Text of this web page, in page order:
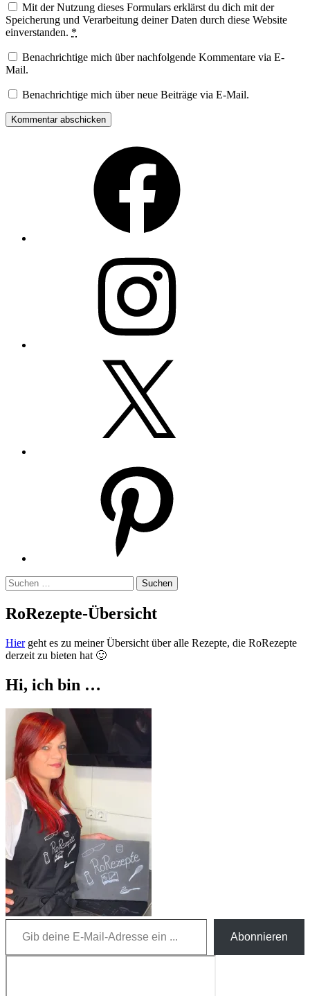
Mit der Nutzung dieses Formulars erklärst du dich mit der
Speicherung und Verarbeitung deiner Daten durch diese Website
einverstanden. *
Benachrichtige mich über nachfolgende Kommentare via E-
Mail.
Benachrichtige mich über neue Beiträge via E-Mail.
Suchen
nach:
RoRezepte-Übersicht
Hiergeht es zu meiner Übersicht über alle Rezepte, die RoRezepte
derzeit zu bieten hat 🙂
Hi, ich bin …
Gib deine E-Mail-Adresse ein ...
Abonnieren